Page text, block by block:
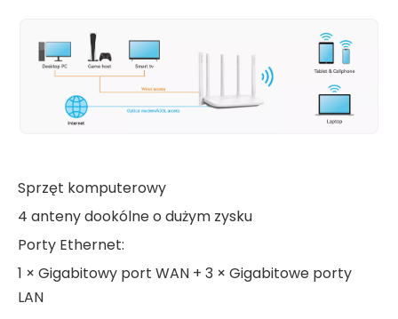
Sprzęt komputerowy
4 anteny dookólne o dużym zysku
Porty Ethernet:
1 × Gigabitowy port WAN + 3 × Gigabitowe porty
LAN